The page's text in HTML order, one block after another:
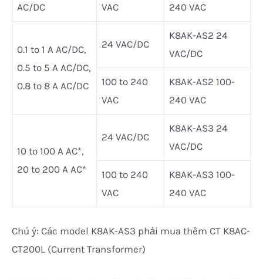
AC/DC
VAC
240 VAC
0.1 to 1 A AC/DC,
0.5 to 5 A AC/DC,
0.8 to 8 A AC/DC
24 VAC/DC
K8AK-AS2 24
VAC/DC
100 to 240
VAC
K8AK-AS2 100-
240 VAC
10 to 100 A AC*,
20 to 200 A AC*
24 VAC/DC
K8AK-AS3 24
VAC/DC
100 to 240
VAC
K8AK-AS3 100-
240 VAC
Chú ý: Các model K8AK-AS3 phải mua thêm CT K8AC-
CT200L (Current Transformer)